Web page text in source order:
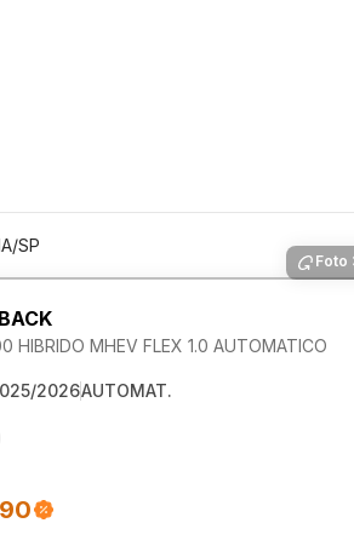
SP
Foto
HIBRIDO MHEV FLEX 1.0 AUTOMATICO
2026AUTOMAT.